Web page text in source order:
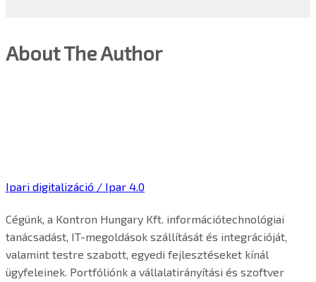
About The Author
Ipari digitalizáció / Ipar 4.0
Cégünk, a Kontron Hungary Kft. információtechnológiai
tanácsadást, IT-megoldások szállítását és integrációját,
valamint testre szabott, egyedi fejlesztéseket kínál
ügyfeleinek. Portfóliónk a vállalatirányítási és szoftver